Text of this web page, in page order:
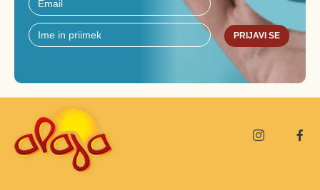
PRIJAVI SE